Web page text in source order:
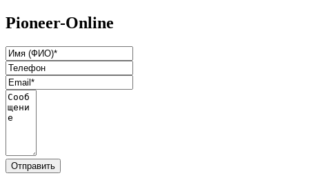
Pioneer-Online